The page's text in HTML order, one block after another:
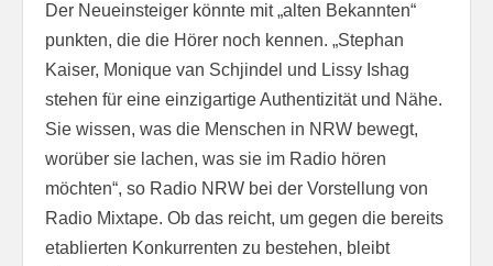
Der Neueinsteiger könnte mit „alten Bekannten“
punkten, die die Hörer noch kennen. „Stephan
Kaiser, Monique van Schjindel und Lissy Ishag
stehen für eine einzigartige Authentizität und Nähe.
Sie wissen, was die Menschen in NRW bewegt,
worüber sie lachen, was sie im Radio hören
möchten“, so Radio NRW bei der Vorstellung von
Radio Mixtape. Ob das reicht, um gegen die bereits
etablierten Konkurrenten zu bestehen, bleibt